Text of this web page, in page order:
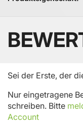
Sei der Erste, der
Nur eingetragene
schreiben. Bitte
Account